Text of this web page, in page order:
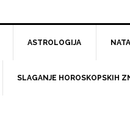
ASTROLOGIJA
SLAGANJE HOROSKOPSKIH